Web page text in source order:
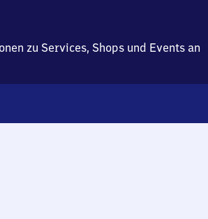
zu Services, Shops und Events an